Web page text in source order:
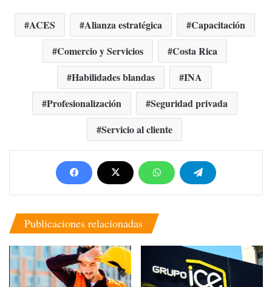
ACES Alianza estratégica
Capacitación
Comercio y Servicios
Costa Rica
Habilidades blandas
INA
Profesionalización
Seguridad privada
Servicio al cliente
Publicaciones relacionadas